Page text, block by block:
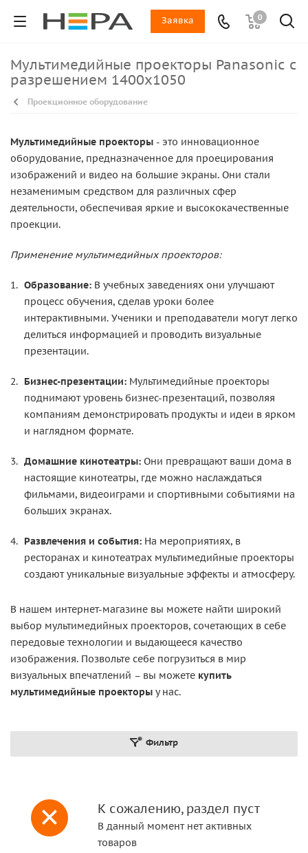
0
Заявка
Мультимедийные проекторы Panasonic с
разрешением 1400x1050
Проекционное оборудование
Мультимедийные проекторы - это инновационное
оборудование, предназначенное для проецирования
изображений и видео на большие экраны. Они стали
незаменимым средством для различных сфер
деятельности, обеспечивая яркие и высококачественные
проекции.
Применение мультимедийных проекторов:
Образование: В учебных заведениях они улучшают
процесс обучения, сделав уроки более
интерактивными. Ученики и преподаватели могут легко
делиться информацией и проводить визуальные
презентации.
Бизнес-презентации: Мультимедийные проекторы
поднимают уровень бизнес-презентаций, позволяя
компаниям демонстрировать продукты и идеи в ярком
и наглядном формате.
Домашние кинотеатры: Они превращают ваши дома в
настоящие кинотеатры, где можно наслаждаться
фильмами, видеоиграми и спортивными событиями на
больших экранах.
Развлечения и события: На мероприятиях, в
ресторанах и кинотеатрах мультимедийные проекторы
создают уникальные визуальные эффекты и атмосферу.
В нашем интернет-магазине вы можете найти широкий
выбор мультимедийных проекторов, сочетающих в себе
передовые технологии и выдающееся качество
изображения. Позвольте себе погрузиться в мир
визуальных впечатлений – вы можете купить
мультимедийные проекторы у нас.
Фильтр
К сожалению, раздел пуст
В данный момент нет активных
товаров